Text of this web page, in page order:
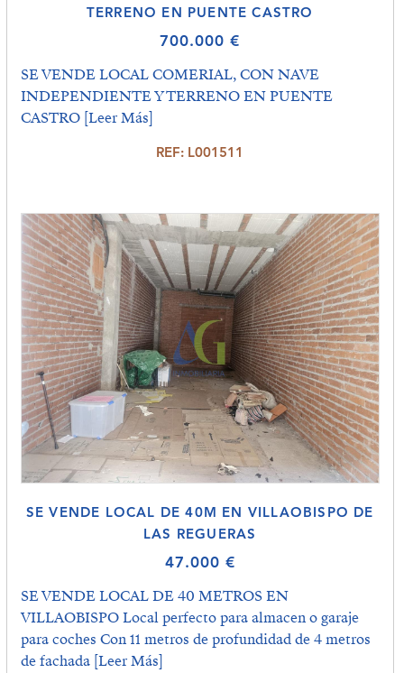
TERRENO EN PUENTE CASTRO
700.000 €
SE VENDE LOCAL COMERIAL, CON NAVE
INDEPENDIENTE Y TERRENO EN PUENTE
CASTRO [Leer Más]
REF: L001511
SE VENDE LOCAL DE 40M EN VILLAOBISPO DE
LAS REGUERAS
47.000 €
SE VENDE LOCAL DE 40 METROS EN
VILLAOBISPO Local perfecto para almacen o garaje
para coches Con 11 metros de profundidad de 4 metros
de fachada [Leer Más]